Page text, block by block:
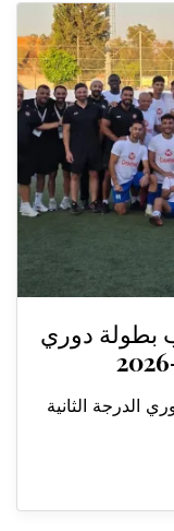
بطولة دوري
الدرجة الثانية